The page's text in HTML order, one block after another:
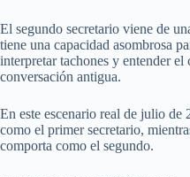
El segundo secretario viene de
tiene una capacidad asombrosa
interpretar tachones y entender el
conversación antigua.
En este escenario real de julio
como el primer secretario,
comporta como el segundo.